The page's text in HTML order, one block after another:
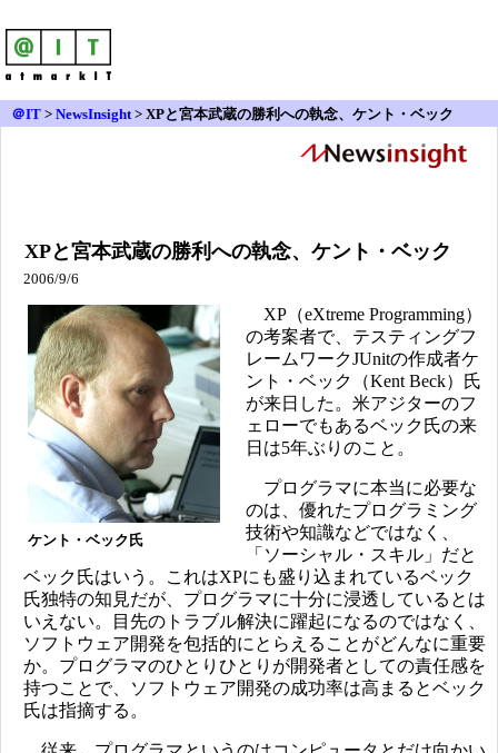
＠IT > NewsInsight> XPと宮本武蔵の勝利への執念、ケント・ベック
XPと宮本武蔵の勝利への執念、ケント・ベック
2006/9/6
ケント・ベック氏
XP（eXtreme Programming）
の考案者で、テスティングフ
レームワークJUnitの作成者ケ
ント・ベック（Kent Beck）氏
が来日した。米アジターのフ
ェローでもあるベック氏の来
日は5年ぶりのこと。
プログラマに本当に必要な
のは、優れたプログラミング
技術や知識などではなく、
「ソーシャル・スキル」だと
ベック氏はいう。これはXPにも盛り込まれているベック
氏独特の知見だが、プログラマに十分に浸透しているとは
いえない。目先のトラブル解決に躍起になるのではなく、
ソフトウェア開発を包括的にとらえることがどんなに重要
か。プログラマのひとりひとりが開発者としての責任感を
持つことで、ソフトウェア開発の成功率は高まるとベック
氏は指摘する。